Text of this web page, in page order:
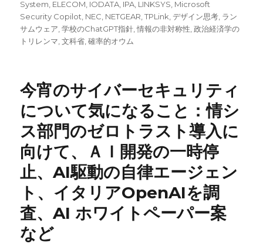
リ
ー
System ELECOM IODATA IPA LINKSYS Microsoft
Security Copilot NEC NETGEAR ,TPLink ,デザイン思考 ラン
サムウェア ,学校のChatGPT指針 ,情報の非対称性 ,政治経済学の
トリレンマ ,文科省 ,確率的オウム
今宵のサイバーセキュリティ
について気になること：情シ
ス部門のゼロトラスト導入に
向けて、ＡＩ開発の一時停
止、AI駆動の自律エージェン
ト、イタリアOpenAIを調
査、AI ホワイトペーパー案
など